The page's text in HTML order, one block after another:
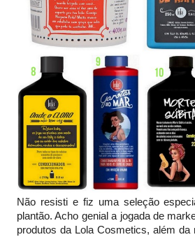
Não resisti e fiz uma seleção
plantão. Acho genial a jogada de
produtos da Lola Cosmetics, além